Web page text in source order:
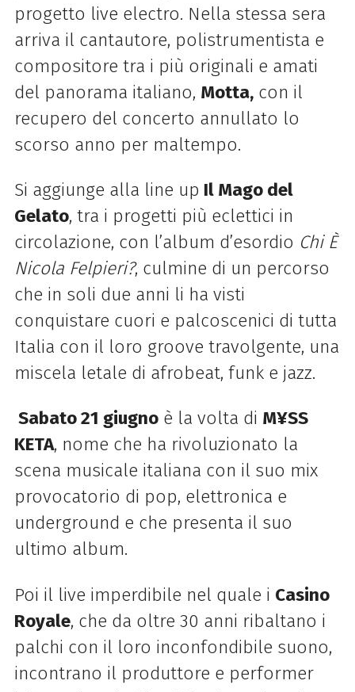
progetto live electro. Nella stessa sera
arriva il cantautore, polistrumentista e
compositore tra i più originali e amati
del panorama italiano, Motta,con il
recupero del concerto annullato lo
scorso anno per maltempo.
Si aggiunge alla line up Il Mago del
Gelato, tra i progetti più eclettici in
circolazione, con l’album d’esordio Chi È
Nicola Felpieri?, culmine di un percorso
che in soli due anni li ha visti
conquistare cuori e palcoscenici di tutta
Italia con il loro groove travolgente, una
miscela letale di afrobeat, funk e jazz.
Sabato 21 giugnoè la volta di M¥SS
KETA, nome che ha rivoluzionato la
scena musicale italiana con il suo mix
provocatorio di pop, elettronica e
underground e che presenta il suo
ultimo album.
Poi il live imperdibile nel quale i Casino
Royale, che da oltre 30 anni ribaltano i
palchi con il loro inconfondibile suono,
incontrano il produttore e performer